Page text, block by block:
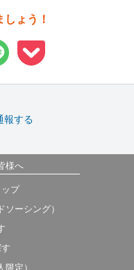
ょう！
報する
様へ
プ
ーシング）
定）